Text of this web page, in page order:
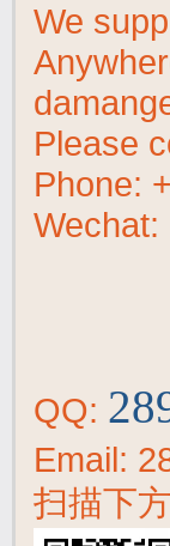
We
Please
Phone:
Wechat:
QQ:
Email:
扫描下